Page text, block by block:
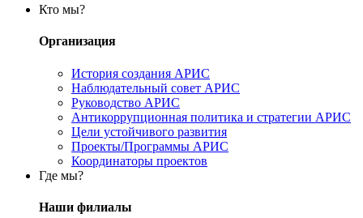
Кто мы?
Организация
История создания АРИС
Наблюдательный совет АРИС
Руководство АРИС
Антикоррупционная политика и стратегии АРИС
Цели устойчивого развития
Проекты/Программы АРИС
Координаторы проектов
Где мы?
Наши филиалы